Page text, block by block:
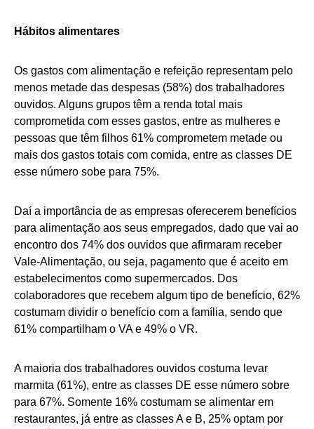
Hábitos alimentares
Os gastos com alimentação e refeição representam pelo
menos metade das despesas (58%) dos trabalhadores
ouvidos. Alguns grupos têm a renda total mais
comprometida com esses gastos, entre as mulheres e
pessoas que têm filhos 61% comprometem metade ou
mais dos gastos totais com comida, entre as classes DE
esse número sobe para 75%.
Daí a importância de as empresas oferecerem benefícios
para alimentação aos seus empregados, dado que vai ao
encontro dos 74% dos ouvidos que afirmaram receber
Vale-Alimentação, ou seja, pagamento que é aceito em
estabelecimentos como supermercados. Dos
colaboradores que recebem algum tipo de benefício, 62%
costumam dividir o benefício com a família, sendo que
61% compartilham o VA e 49% o VR.
A maioria dos trabalhadores ouvidos costuma levar
marmita (61%), entre as classes DE esse número sobre
para 67%. Somente 16% costumam se alimentar em
restaurantes, já entre as classes A e B, 25% optam por